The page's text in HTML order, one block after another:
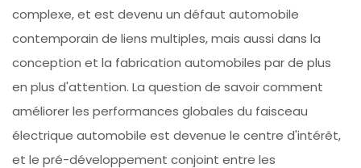
complexe, et est devenu un défaut automobile
contemporain de liens multiples, mais aussi dans la
conception et la fabrication automobiles par de plus
en plus d'attention. La question de savoir comment
améliorer les performances globales du faisceau
électrique automobile est devenue le centre d'intérêt,
et le pré-développement conjoint entre les